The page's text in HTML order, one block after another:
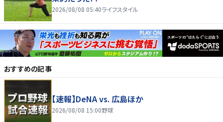
2026/08/08 05:40ライフスタイル
おすすめの記事
【速報】DeNA vs. 広島ほか
2026/08/08 15:00野球